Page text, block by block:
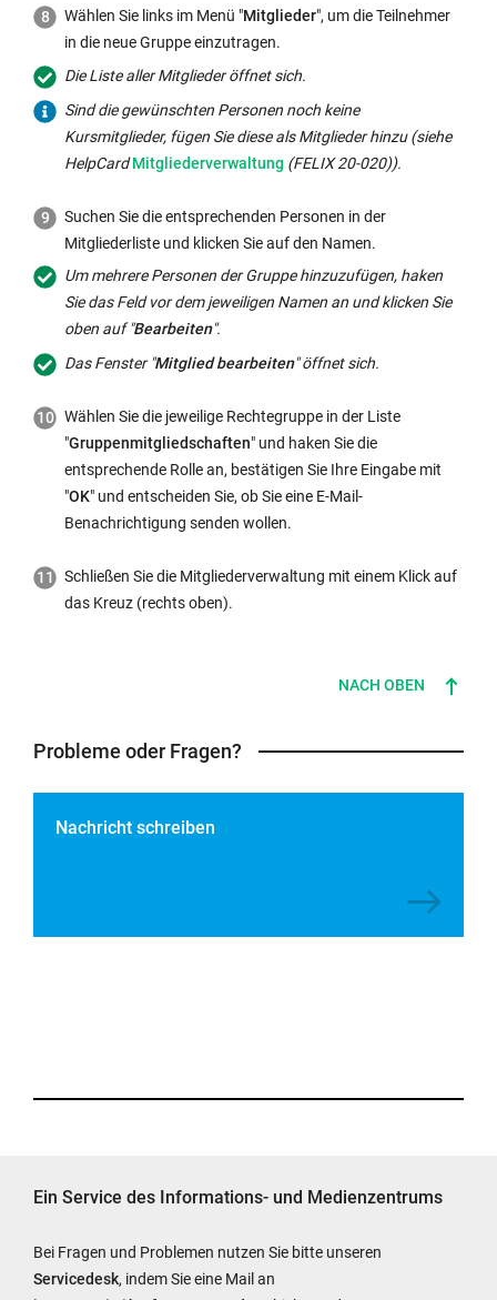
Wählen Sie links im Menü "Mitglieder", um die Teilnehmer
in die neue Gruppe einzutragen.
Die Liste aller Mitglieder öffnet sich.
Sind die gewünschten Personen noch keine
Kursmitglieder, fügen Sie diese als Mitglieder hinzu (siehe
HelpCardMitgliederverwaltung (FELIX 20-020)).
Suchen Sie die entsprechenden Personen in der
Mitgliederliste und klicken Sie auf den Namen.
Um mehrere Personen der Gruppe hinzuzufügen, haken
Sie das Feld vor dem jeweiligen Namen an und klicken Sie
oben auf "Bearbeiten".
Das Fenster "Mitglied bearbeiten" öffnet sich.
Wählen Sie die jeweilige Rechtegruppe in der Liste
"Gruppenmitgliedschaften" und haken Sie die
entsprechende Rolle an, bestätigen Sie Ihre Eingabe mit
"OK" und entscheiden Sie, ob Sie eine E-Mail-
Benachrichtigung senden wollen.
Schließen Sie die Mitgliederverwaltung mit einem Klick auf
das Kreuz (rechts oben).
NACH OBEN
Probleme oder Fragen?
Nachricht schreiben
Ein Service des Informations- und Medienzentrums
Bei Fragen und Problemen nutzen Sie bitte unseren
Servicedesk, indem Sie eine Mail an